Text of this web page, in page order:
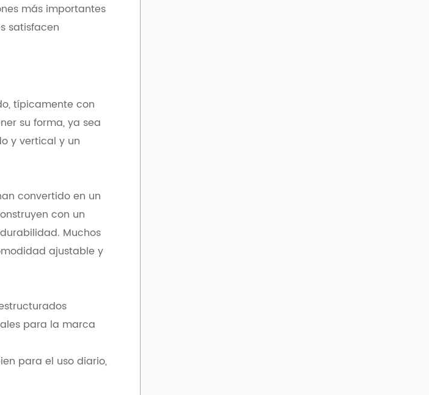
más importantes
satisfacen
típicamente con
su forma, ya sea
y vertical y un
convertido en un
con un
Muchos
ajustable y
para la marca
para el uso diario,